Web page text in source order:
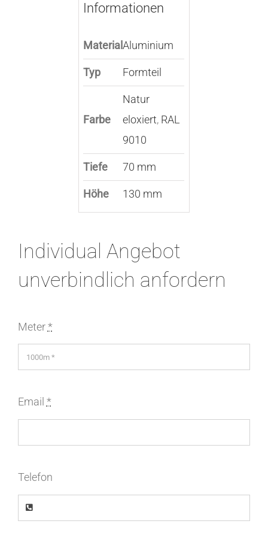
Informationen
MaterialAluminium
Typ Formteil
Farbe
Natur
eloxiert, RAL
9010
Tiefe 70 mm
Höhe 130 mm
Individual Angebot
unverbindlich anfordern
Meter*
Email *
Telefon